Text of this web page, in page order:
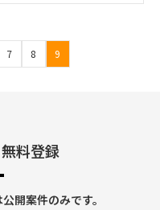
本語）に同席し、JDの
7 8 9
料登録
開案件のみです。